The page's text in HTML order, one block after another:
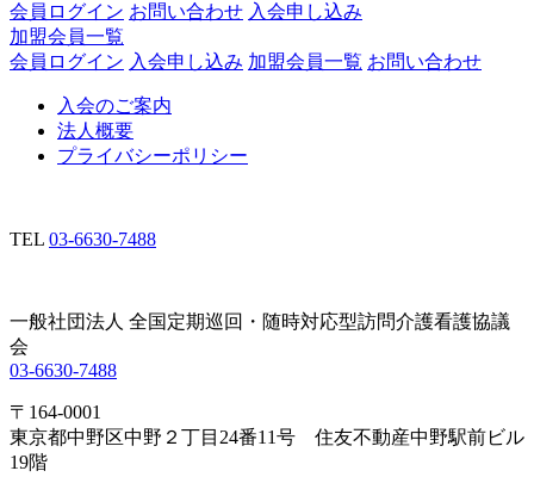
会員ログイン お問い合わせ 入会申し込み
加盟会員一覧
会員ログイン 入会申し込み 加盟会員一覧 お問い合わせ
入会のご案内
法人概要
プライバシーポリシー
TEL 03-6630-7488
一般社団法人 全国定期巡回・随時対応型訪問介護看護協議
会
03-6630-7488
〒164-0001
東京都中野区中野２丁目24番11号 住友不動産中野駅前ビル
19階